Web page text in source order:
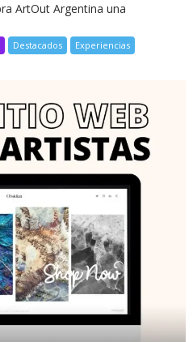
ArtOut Argentina una
Destacados
Experiencias